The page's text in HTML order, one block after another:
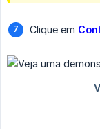
Clique em